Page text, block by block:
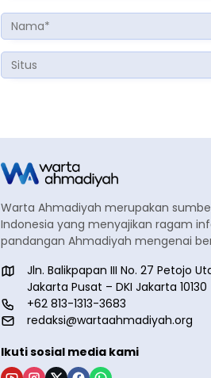
Warta Ahmadiyah merupakan
Indonesia yang menyajikan ragam
pandangan Ahmadiyah mengenai
Jln. Balikpapan III No. 27 Petojo
Jakarta Pusat – DKI Jakarta 10130
+62 813-1313-3683
redaksi@wartaahmadiyah.org
Ikuti sosial media kami